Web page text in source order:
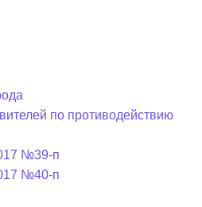
по противодействию
№39-п
№40-п